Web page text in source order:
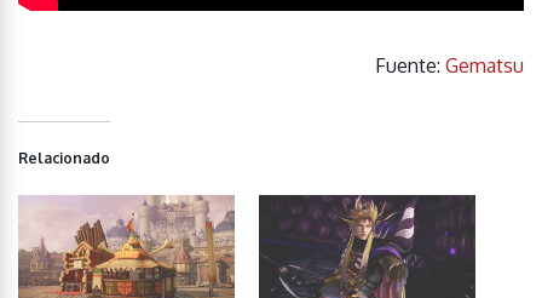
Fuente: Gematsu
Relacionado